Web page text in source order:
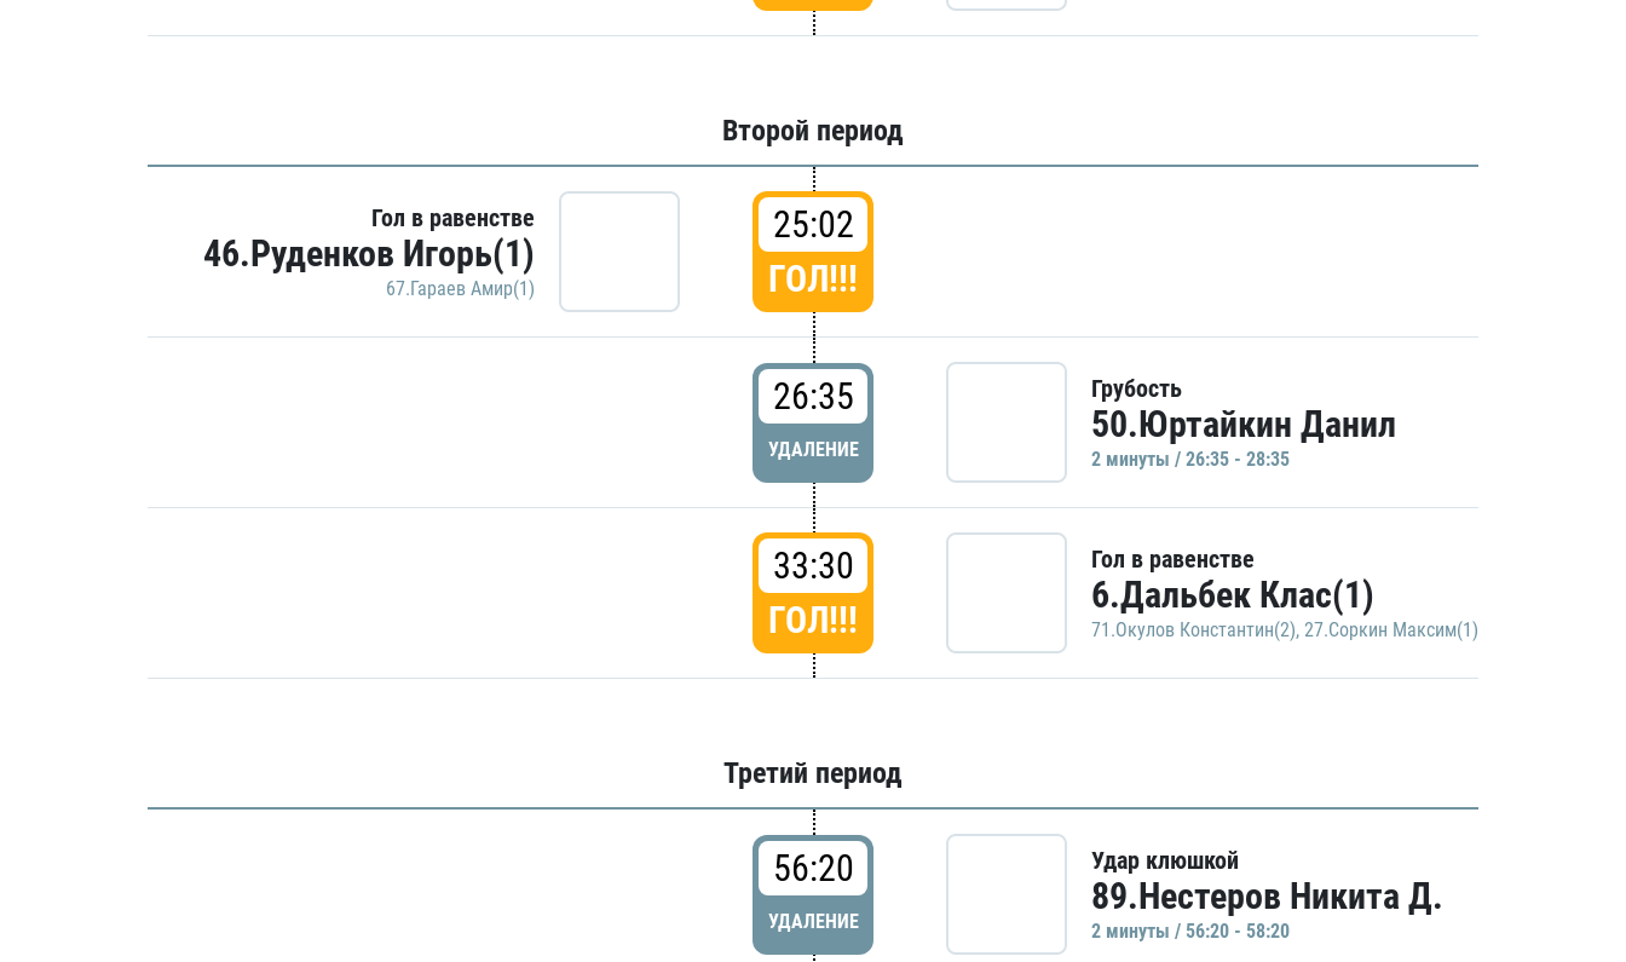
Второй период
Гол в равенстве
46.Руденков Игорь(1)
67.Гараев Амир(1)
25:02
ГОЛ!!!
26:35
УДАЛЕНИЕ
Грубость
50.Юртайкин Данил
2 минуты / 26:35 - 28:35
33:30
ГОЛ!!!
Гол в равенстве
6.Дальбек Клас(1)
71.Окулов Константин(2), 27.Соркин Максим(1)
Третий период
56:20
УДАЛЕНИЕ
Удар клюшкой
89.Нестеров Никита Д.
2 минуты / 56:20 - 58:20